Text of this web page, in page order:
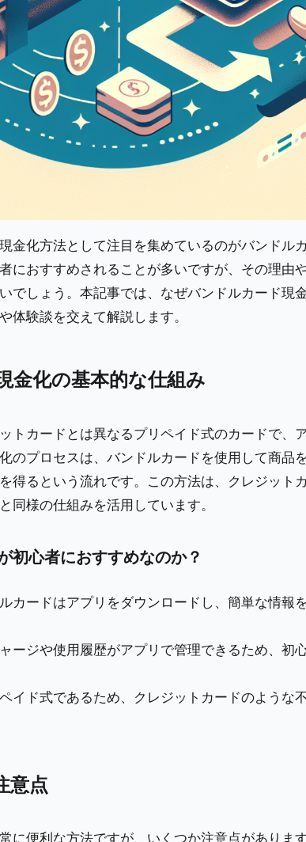
金化方法として注目を集めているのがバンドル
におすすめされることが多いですが、その理由
でしょう。本記事では、なぜバンドルカード現
体験談を交えて解説します。
金化の基本的な仕組み
トカードとは異なるプリペイド式のカードで、
のプロセスは、バンドルカードを使用して商品
得るという流れです。この方法は、クレジット
同様の仕組みを活用しています。
初心者におすすめなのか？
カードはアプリをダウンロードし、簡単な情報
ージや使用履歴がアプリで管理できるため、初
イド式であるため、クレジットカードのような
意点
に便利な方法ですが、いくつか注意点がありま